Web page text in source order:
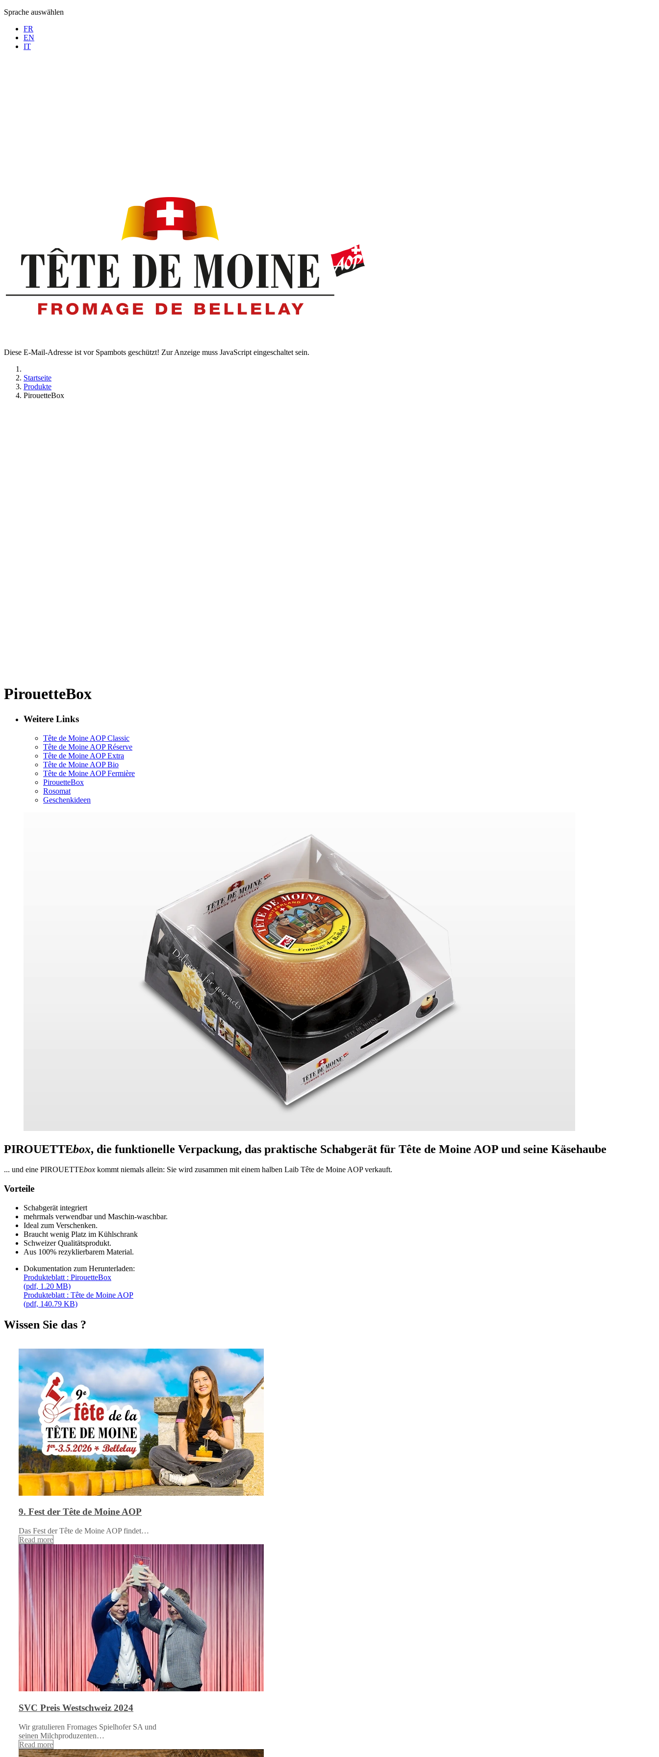
Sprache auswählen
FR
EN
IT
Diese E-Mail-Adresse ist vor Spambots geschützt! Zur Anzeige muss JavaScript eingeschaltet sein.
Startseite
Produkte
PirouetteBox
PirouetteBox
Weitere Links
Tête de Moine AOP Classic
Tête de Moine AOP Réserve
Tête de Moine AOP Extra
Tête de Moine AOP Bio
Tête de Moine AOP Fermière
PirouetteBox
Rosomat
Geschenkideen
PIROUETTEbox, die funktionelle Verpackung, das praktische Schabgerät für Tête de Moine AOP und seine Käsehaube
... und eine PIROUETTEbox kommt niemals allein: Sie wird zusammen mit einem halben Laib Tête de Moine AOP verkauft.
Vorteile
Schabgerät integriert
mehrmals verwendbar und Maschin-waschbar.
Ideal zum Verschenken.
Braucht wenig Platz im Kühlschrank
Schweizer Qualitätsprodukt.
Aus 100% rezyklierbarem Material.
Dokumentation zum Herunterladen:
Produkteblatt : PirouetteBox
(pdf, 1.20 MB)
Produkteblatt : Tête de Moine AOP
(pdf, 140.79 KB)
Wissen Sie das ?
9. Fest der Tête de Moine AOP
Das Fest der Tête de Moine AOP findet…
Read more
SVC Preis Westschweiz 2024
Wir gratulieren Fromages Spielhofer SA und
seinen Milchproduzenten…
Read more